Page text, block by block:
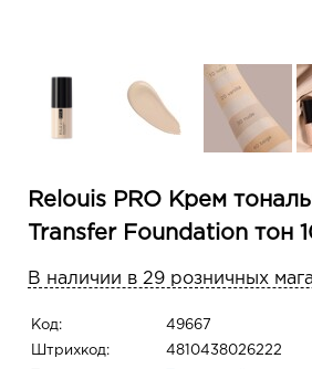
Relouis PRO Крем
Transfer Foundation тон
В наличии в 29 розничных
Код: 49667
Штрихкод: 4810438026222